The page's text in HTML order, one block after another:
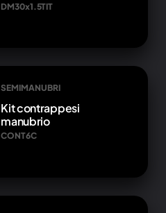
DM30x1.5TIT
SEMIMANUBRI
Kit contrappesi
manubrio
CONT6C